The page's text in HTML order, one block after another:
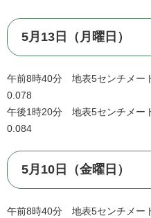
5月13日（月曜日）
午前8時40分 地表5センチメー
0.078
午後1時20分 地表5センチメー
0.084
5月10日（金曜日）
午前8時40分 地表5センチメー